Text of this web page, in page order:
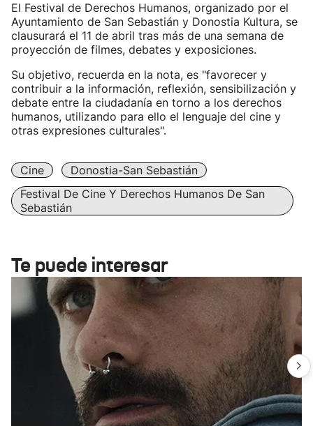
El Festival de Derechos Humanos, organizado por el
Ayuntamiento de San Sebastián y Donostia Kultura, se
clausurará el 11 de abril tras más de una semana de
proyección de filmes, debates y exposiciones.
Su objetivo, recuerda en la nota, es "favorecer y
contribuir a la información, reflexión, sensibilización y
debate entre la ciudadanía en torno a los derechos
humanos, utilizando para ello el lenguaje del cine y
otras expresiones culturales".
Cine
Donostia-San Sebastián
Festival De Cine Y Derechos Humanos De San
Sebastián
Te puede interesar